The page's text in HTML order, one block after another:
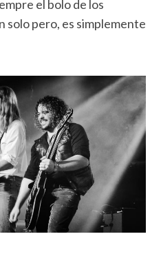
el bolo de los
solo pero, es simplemente